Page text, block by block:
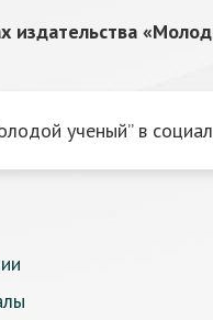
издательства
ученый” в